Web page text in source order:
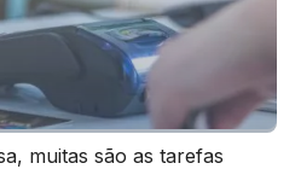
muitas são as tarefas